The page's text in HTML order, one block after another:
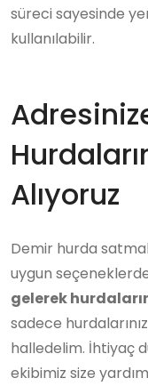
süreci sayesinde
kullanılabilir.
Alıyoruz
Demir hurda
uygun
gelerek
sadece
halledelim. İhtiyaç
ekibimiz size